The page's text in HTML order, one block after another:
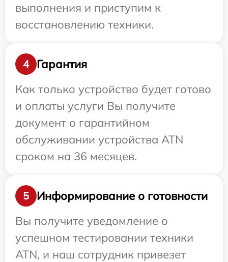
выполнения и приступим к
восстановлению техники.
4
Гарантия
Как только устройство будет готово
и оплаты услуги Вы получите
документ о гарантийном
обслуживании устройства ATN
сроком на 36 месяцев.
5
Информирование о готовности
Вы получите уведомление о
успешном тестировании техники
ATN, и наш сотрудник привезет